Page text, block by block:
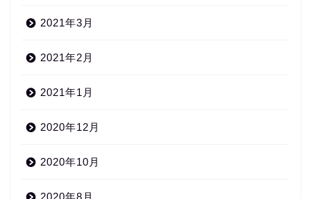
2021年3月
2021年2月
2021年1月
2020年12月
2020年10月
2020年8月